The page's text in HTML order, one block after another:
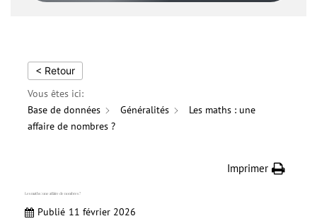
< Retour
Vous êtes ici:
Base de données
Généralités
Les maths : une
affaire de nombres ?
Imprimer
Les maths : une affaire de nombres ?
Publié 11 février 2026